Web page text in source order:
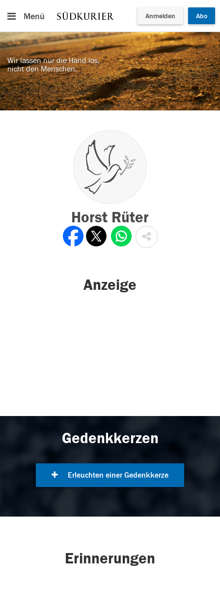
Menü Anmelden Abo
Wir lassen nur die Hand los,
nicht den Menschen.
Horst Rüter
Anzeige
Gedenkkerzen
Erleuchten einer Gedenkkerze
Erinnerungen